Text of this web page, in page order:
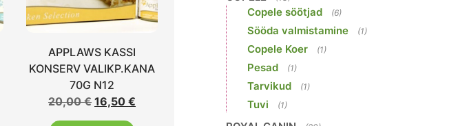
APPLAWS KASSI
KONSERV VALIKP.KANA
70G N12
20,00€ 16,50€
Copele söötjad (6)
Sööda valmistamine (1)
Copele Koer (1)
Pesad (1)
Tarvikud (1)
Tuvi (1)